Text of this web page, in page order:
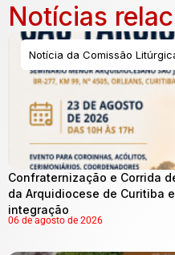
Notícias
Notícia da Comissão
Confraternização e Corrida
da Arquidiocese de Curitiba
integração
06 de agosto de 2026